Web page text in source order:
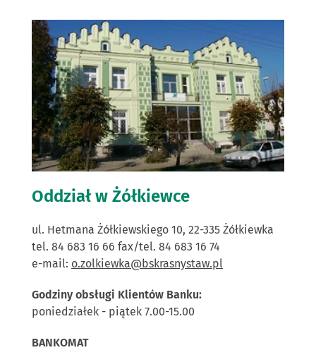
Oddział w Żółkiewce
ul. Hetmana Żółkiewskiego 10, 22-335 Żółkiewka
tel. 84 683 16 66 fax/tel. 84 683 16 74
e-mail: o.zolkiewka@bskrasnystaw.pl
Godziny obsługi Klientów Banku:
poniedziałek - piątek 7.00-15.00
BANKOMAT